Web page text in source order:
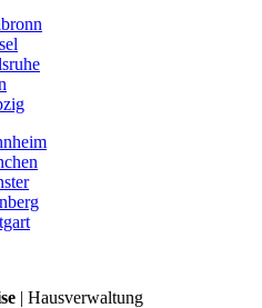
| Hausverwaltung